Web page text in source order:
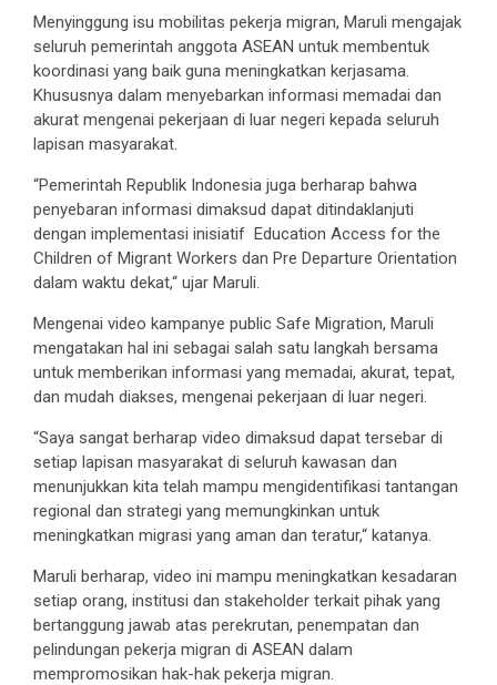
Menyinggung isu mobilitas pekerja migran, Maruli mengajak
seluruh pemerintah anggota ASEAN untuk membentuk
koordinasi yang baik guna meningkatkan kerjasama.
Khususnya dalam menyebarkan informasi memadai dan
akurat mengenai pekerjaan di luar negeri kepada seluruh
lapisan masyarakat.
“Pemerintah Republik Indonesia juga berharap bahwa
penyebaran informasi dimaksud dapat ditindaklanjuti
dengan implementasi inisiatif Education Access for the
Children of Migrant Workers dan Pre Departure Orientation
dalam waktu dekat,“ ujar Maruli.
Mengenai video kampanye public Safe Migration, Maruli
mengatakan hal ini sebagai salah satu langkah bersama
untuk memberikan informasi yang memadai, akurat, tepat,
dan mudah diakses, mengenai pekerjaan di luar negeri.
“Saya sangat berharap video dimaksud dapat tersebar di
setiap lapisan masyarakat di seluruh kawasan dan
menunjukkan kita telah mampu mengidentifikasi tantangan
regional dan strategi yang memungkinkan untuk
meningkatkan migrasi yang aman dan teratur,“ katanya.
Maruli berharap, video ini mampu meningkatkan kesadaran
setiap orang, institusi dan stakeholder terkait pihak yang
bertanggung jawab atas perekrutan, penempatan dan
pelindungan pekerja migran di ASEAN dalam
mempromosikan hak-hak pekerja migran.